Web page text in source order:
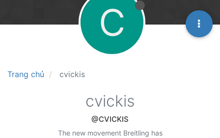
Trang chủ cvickis
C
cvickis
@CVICKIS
The new movement Breitling has